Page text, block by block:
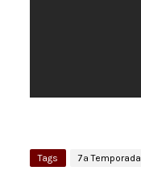
Tags 7ª Temporada